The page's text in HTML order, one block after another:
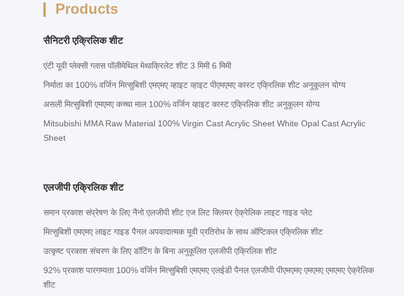
Products
सैनिटरी एक्रिलिक शीट
एंटी यूवी प्लेक्सी ग्लास पॉलीमेथिल मेथाक्रिलेट शीट 3 मिमी 6 मिमी
निर्माता का 100% वर्जिन मित्सुबिशी एमएमए व्हाइट व्हाइट पीएमएमए कास्ट एक्रिलिक शीट अनुकूलन योग्य
असली मित्सुबिशी एमएमए कच्चा माल 100% वर्जिन व्हाइट कास्ट एक्रिलिक शीट अनुकूलन योग्य
Mitsubishi MMA Raw Material 100% Virgin Cast Acrylic Sheet White Opal Cast Acrylic
Sheet
एलजीपी एक्रिलिक शीट
समान प्रकाश संप्रेषण के लिए नैनो एलजीपी शीट एज लिट क्लियर ऐक्रेलिक लाइट गाइड प्लेट
मित्सुबिशी एमएमए लाइट गाइड पैनल अपवादात्मक यूवी प्रतिरोध के साथ ऑप्टिकल एक्रिलिक शीट
उत्कृष्ट प्रकाश संचरण के लिए डॉटिंग के बिना अनुकूलित एलजीपी एक्रिलिक शीट
92% प्रकाश पारगम्यता 100% वर्जिन मित्सुबिशी एमएमए एलईडी पैनल एलजीपी पीएमएमए एमएमए एमएमए ऐक्रेलिक
शीट